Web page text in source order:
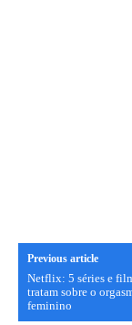
Previous article
Netflix: 5 séries e
tratam sobre o
feminino